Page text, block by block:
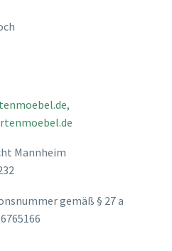
,
Mannheim
gemäß § 27 a